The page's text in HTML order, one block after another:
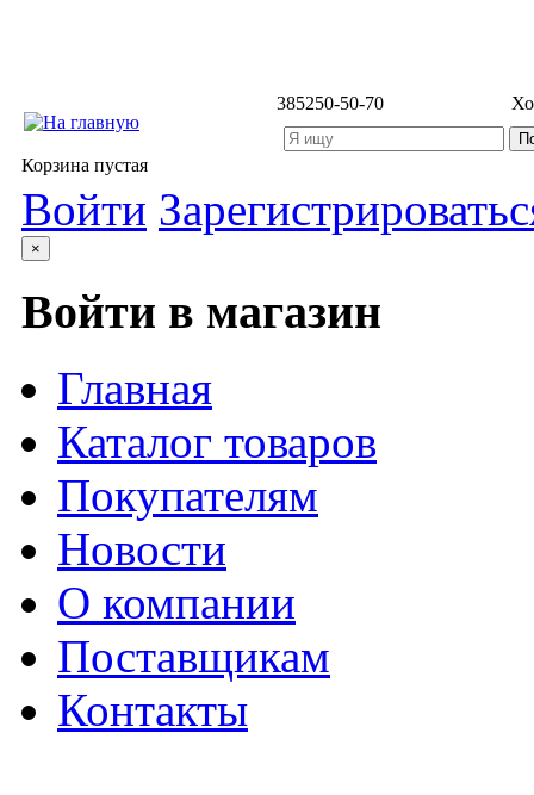
385250-50-70
Корзина пустая
Войти
×
Войти в магазин
Главная
Каталог товаров
Покупателям
Новости
О компании
Поставщикам
Контакты